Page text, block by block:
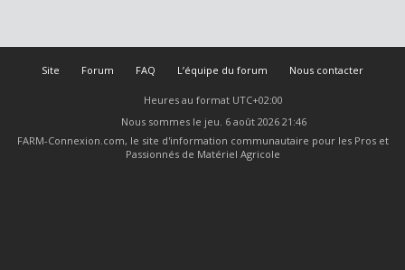
Site Forum FAQ L’équipe du forum Nous contacter
Heures au format UTC+02:00
Nous sommes le jeu. 6 août 2026 21:46
FARM-Connexion.com, le site d'information communautaire pour les Pros et
Passionnés de Matériel Agricole